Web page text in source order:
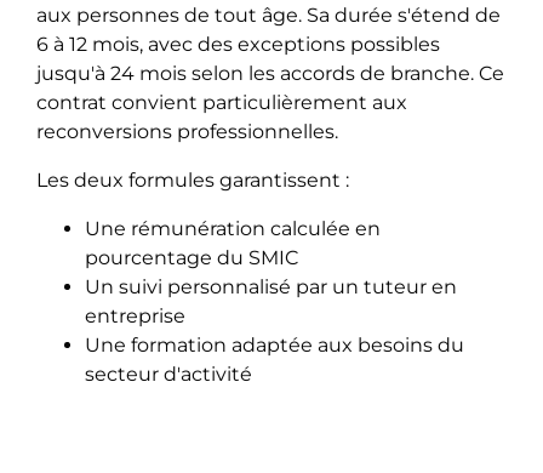
aux personnes de tout âge. Sa durée s'étend de
6 à 12 mois, avec des exceptions possibles
jusqu'à 24 mois selon les accords de branche. Ce
contrat convient particulièrement aux
reconversions professionnelles.
Les deux formules garantissent :
Une rémunération calculée en
pourcentage du SMIC
Un suivi personnalisé par un tuteur en
entreprise
Une formation adaptée aux besoins du
secteur d'activité